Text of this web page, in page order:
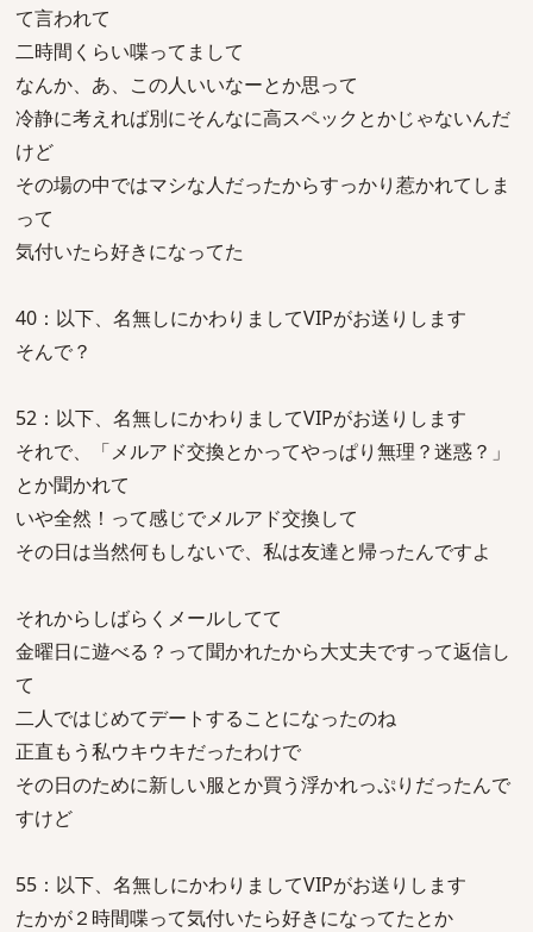
て言われて
二時間くらい喋ってまして
なんか、あ、この人いいなーとか思って
冷静に考えれば別にそんなに高スペックとかじゃないんだ
けど
その場の中ではマシな人だったからすっかり惹かれてしま
って
気付いたら好きになってた
40：以下、名無しにかわりましてVIPがお送りします
そんで？
52：以下、名無しにかわりましてVIPがお送りします
それで、「メルアド交換とかってやっぱり無理？迷惑？」
とか聞かれて
いや全然！って感じでメルアド交換して
その日は当然何もしないで、私は友達と帰ったんですよ
それからしばらくメールしてて
金曜日に遊べる？って聞かれたから大丈夫ですって返信し
て
二人ではじめてデートすることになったのね
正直もう私ウキウキだったわけで
その日のために新しい服とか買う浮かれっぷりだったんで
すけど
55：以下、名無しにかわりましてVIPがお送りします
たかが２時間喋って気付いたら好きになってたとか